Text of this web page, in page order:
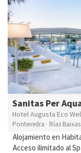
Sanitas Per
Hotel Augusta Eco
Pontevedra · Rías
Alojamiento en
Acceso ilimitado al